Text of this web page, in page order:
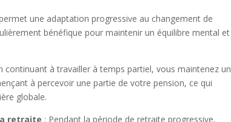
une adaptation progressive au changement de
bénéfique pour maintenir un équilibre mental et
continuant à travailler à temps partiel, vous maintenez un
à percevoir une partie de votre pension, ce qui
globale.
retraite : Pendant la période de retraite progressive,